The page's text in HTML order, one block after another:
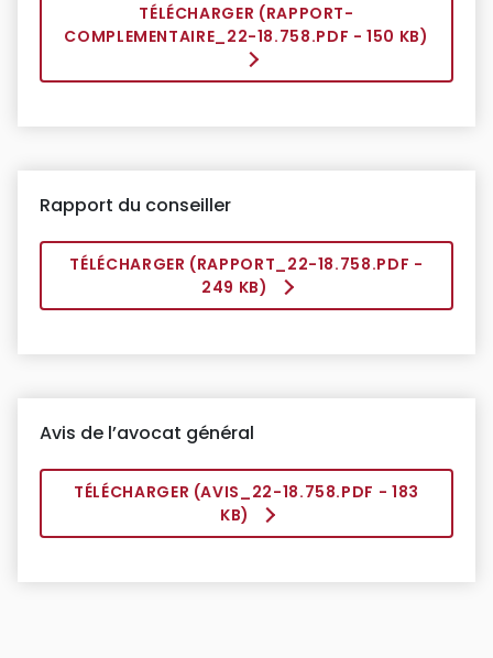
TÉLÉCHARGER (RAPPORT-
COMPLEMENTAIRE_22-18.758.PDF - 150 KB)
Rapport du conseiller
TÉLÉCHARGER (RAPPORT_22-18.758.PDF -
249 KB)
Avis de l’avocat général
TÉLÉCHARGER (AVIS_22-18.758.PDF - 183
KB)